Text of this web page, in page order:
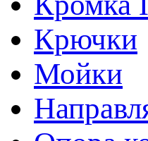
Крючки
Мойки